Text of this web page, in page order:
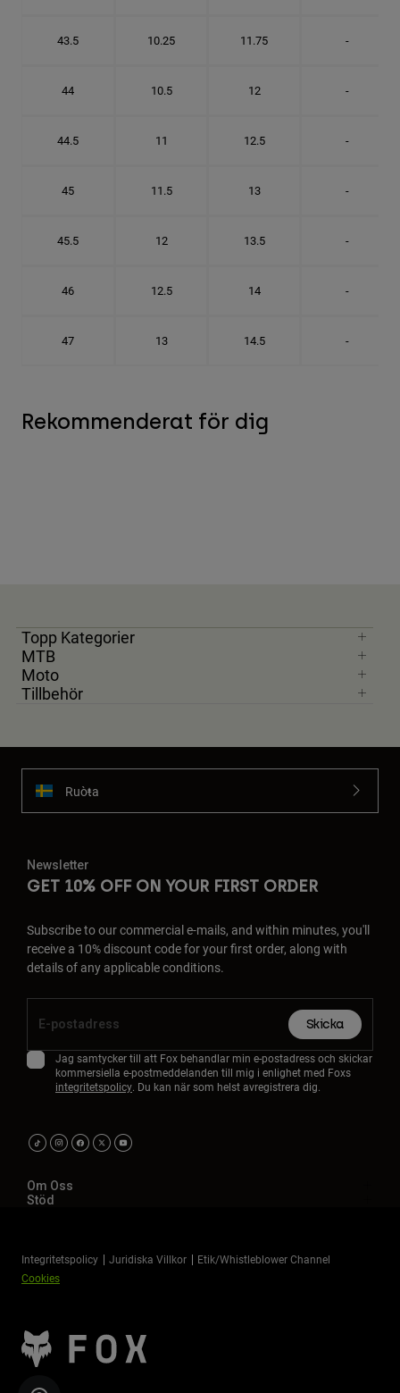
43.5 10.25 11.75 -
44 10.5 12 -
44.5 11 12.5 -
45 11.5 13 -
45.5 12 13.5 -
46 12.5 14 -
47 13 14.5 -
Rekommenderat för dig
Topp Kategorier
MTB
Moto
Tillbehör
Ruoŧŧa
Newsletter
GET 10% OFF ON YOUR FIRST ORDER
Subscribe to our commercial e-mails, and within minutes, you'll
receive a 10% discount code for your first order, along with
details of any applicable conditions.
Skicka
Jag samtycker till att Fox behandlar min e-postadress och skickar
kommersiella e-postmeddelanden till mig i enlighet med Foxs
integritetspolicy. Du kan när som helst avregistrera dig.
Om Oss
Stöd
Integritetspolicy Juridiska Villkor
Etik/Whistleblower Channel
Cookies